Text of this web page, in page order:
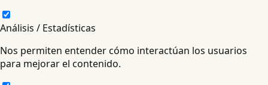
Análisis / Estadísticas
Nos permiten entender cómo interactúan los usuarios
para mejorar el contenido.